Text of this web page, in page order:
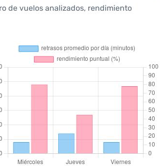
de vuelos analizados, rendimiento